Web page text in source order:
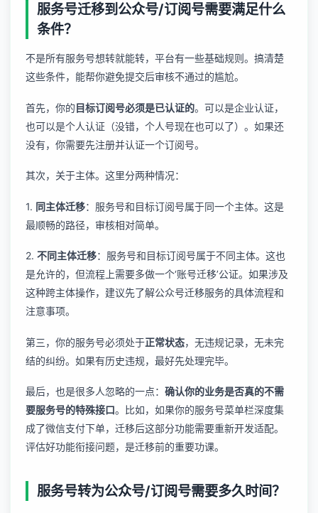
服务号迁移到公众号/订阅号需要满足什么
条件？
不是所有服务号想转就能转，平台有一些基础规则。搞清楚
这些条件，能帮你避免提交后审核不通过的尴尬。
首先，你的目标订阅号必须是已认证的。可以是企业认证，
也可以是个人认证（没错，个人号现在也可以了）。如果还
没有，你需要先注册并认证一个订阅号。
其次，关于主体。这里分两种情况：
1. 同主体迁移：服务号和目标订阅号属于同一个主体。这是
最顺畅的路径，审核相对简单。
2. 不同主体迁移：服务号和目标订阅号属于不同主体。这也
是允许的，但流程上需要多做一个‘账号迁移’公证。如果涉及
这种跨主体操作，建议先了解公众号迁移服务的具体流程和
注意事项。
第三，你的服务号必须处于正常状态，无违规记录，无未完
结的纠纷。如果有历史违规，最好先处理完毕。
最后，也是很多人忽略的一点： 确认你的业务是否真的不需
要服务号的特殊接口。比如，如果你的服务号菜单栏深度集
成了微信支付下单，迁移后这部分功能需要重新开发适配。
评估好功能衔接问题，是迁移前的重要功课。
服务号转为公众号/订阅号需要多久时间？